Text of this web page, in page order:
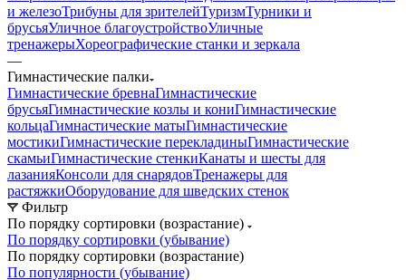
и железоТрибуны для зрителейТуризмТурники и
брусьяУличное благоустройствоУличные
тренажерыХореографические станки и зеркала
—
Гимнастические палки
Гимнастические бревнаГимнастические
брусьяГимнастические козлы и кониГимнастические
кольцаГимнастические матыГимнастические
мостикиГимнастические перекладиныГимнастические
скамьиГимнастические стенкиКанаты и шесты для
лазанияКонсоли для снарядовТренажеры для
растяжкиОборудование для шведских стенок
Фильтр
По порядку сортировки (возрастание)
По порядку сортировки (убывание)
По порядку сортировки (возрастание)
По популярности (убывание)